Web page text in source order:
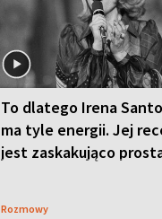
To dlatego Irena
ma tyle energii. Jej
jest zaskakująco
Rozmowy